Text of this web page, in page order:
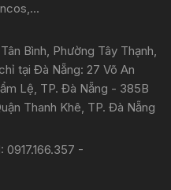
Bình, Phường Tây Thạnh,
tại Đà Nẵng: 27 Võ An
Lệ, TP. Đà Nẵng - 385B
Thanh Khê, TP. Đà Nẵng
-